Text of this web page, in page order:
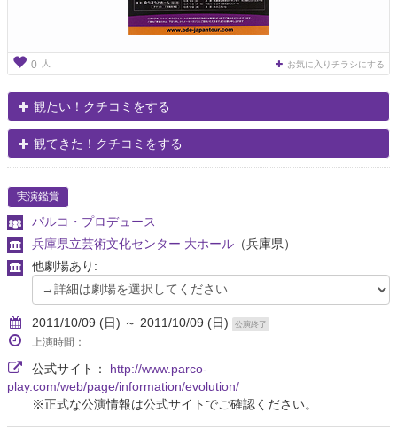
0 人 お気に入りチラシにする
観たい！クチコミをする
観てきた！クチコミをする
実演鑑賞
パルコ・プロデュース
兵庫県立芸術文化センター 大ホール （兵庫県）
他劇場あり:
2011/10/09 (日) ～ 2011/10/09 (日) 公演終了
上演時間：
公式サイト： http://www.parco-
play.com/web/page/information/evolution/
※正式な公演情報は公式サイトでご確認ください。